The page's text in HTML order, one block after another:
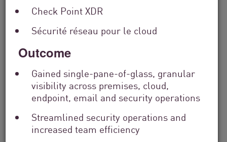
Check Point XDR
Sécurité réseau pour le cloud
Outcome
Gained single-pane-of-glass, granular
visibility across premises, cloud,
endpoint, email and security operations
Streamlined security operations and
increased team efficiency
Services financiers
From Dashboard Chaos To A Single
Risk Score:...
Lire maintenant